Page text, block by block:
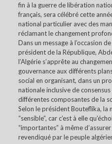
fin à la guerre de libération
français, sera célébré cette
national particulier avec des
réclamant le changement
Dans un message à l’occasion
président de la République,
l’Algérie s’apprête au
gouvernance aux différents
social en organisant, dans un
nationale inclusive de
différentes composantes de la
Selon le président Bouteflika, la
“sensible”, car c’est à elle
“importantes” à même
revendiqué par le peuple